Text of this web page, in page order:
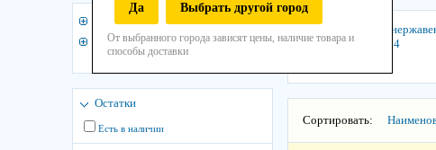
Да Выбрать другой город
От выбранного города зависят цены, наличие товара и
способы доставки
Гайка нержавеющая DIN 934
Гайка самоконтрящая
нержавеющая DIN 985
Остатки
Есть в наличии
3
Гайка
DIN 934
Сортировать: